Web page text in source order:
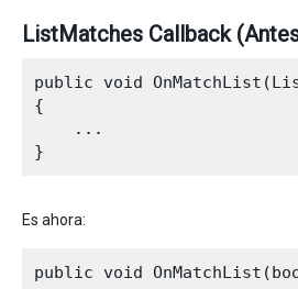
ListMatches Callback
public void
{
    ...
Es ahora:
public void